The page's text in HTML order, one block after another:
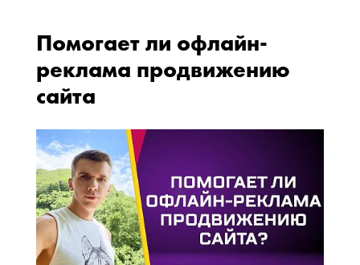
Помогает ли офлайн-
реклама продвижению
сайта